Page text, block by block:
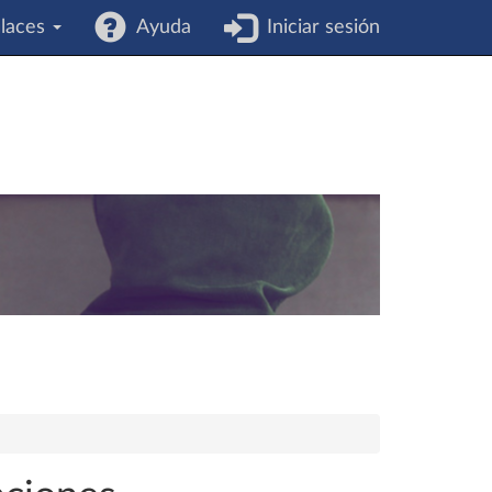
Ayuda Iniciar sesión